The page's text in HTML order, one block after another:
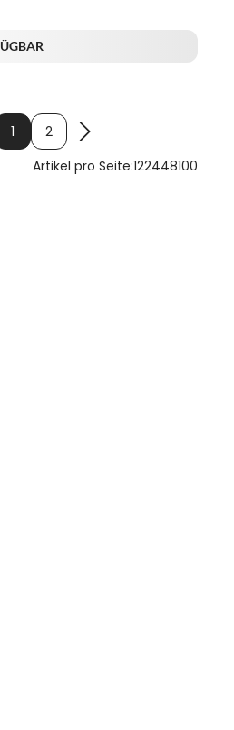
1
2
Artikel pro Seite:122448100